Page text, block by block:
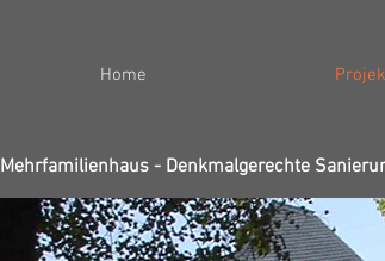
Home
Mehrfamilienhaus - Denkmalgerechte